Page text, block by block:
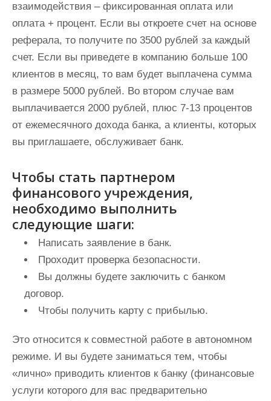
взаимодействия – фиксированная оплата или
оплата + процент. Если вы откроете счет на основе
реферала, то получите по 3500 рублей за каждый
счет. Если вы приведете в компанию больше 100
клиентов в месяц, то вам будет выплачена сумма
в размере 5000 рублей. Во втором случае вам
выплачивается 2000 рублей, плюс 7-13 процентов
от ежемесячного дохода банка, а клиенты, которых
вы приглашаете, обслуживает банк.
Чтобы стать партнером
финансового учреждения,
необходимо выполнить
следующие шаги:
Написать заявление в банк.
Проходит проверка безопасности.
Вы должны будете заключить с банком
договор.
Чтобы получить карту с прибылью.
Это относится к совместной работе в автономном
режиме. И вы будете заниматься тем, чтобы
«лично» приводить клиентов к банку (финансовые
услуги которого для вас предварительно